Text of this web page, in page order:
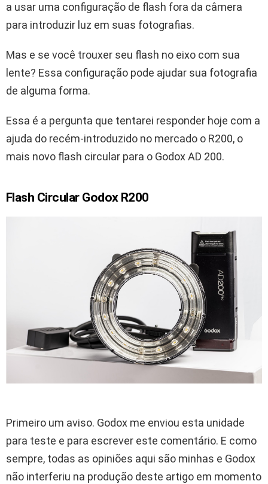
a usar uma configuração de flash fora da câmera
para introduzir luz em suas fotografias.
Mas e se você trouxer seu flash no eixo com sua
lente? Essa configuração pode ajudar sua fotografia
de alguma forma.
Essa é a pergunta que tentarei responder hoje com a
ajuda do recém-introduzido no mercado o R200, o
mais novo flash circular para o Godox AD 200.
Flash Circular Godox R200
Primeiro um aviso. Godox me enviou esta unidade
para teste e para escrever este comentário. E como
sempre, todas as opiniões aqui são minhas e Godox
não interferiu na produção deste artigo em momento